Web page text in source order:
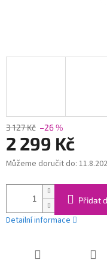
3 127 Kč –26 %
2 299 Kč
Měrná
Můžeme doručit do:
Přidat
Detailní informace